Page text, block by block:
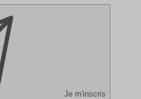
Je m'inscris